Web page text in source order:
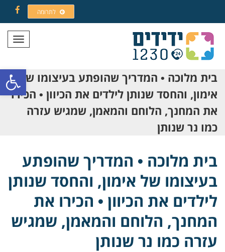
פתח
לתרומה
תפריט
בית מלוכה • המדריך שהופתע בעיצומו של
אימון, והחסד שנותן לילדים את הכיוון • הכירו
את המחנך, הלוחם והמאמן, שמגיש עזרה
כמו נר שנותן
בית מלוכה • המדריך שהופתע
בעיצומו של אימון, והחסד שנותן
לילדים את הכיוון • הכירו את
המחנך, הלוחם והמאמן, שמגיש
עזרה כמו נר שנותן